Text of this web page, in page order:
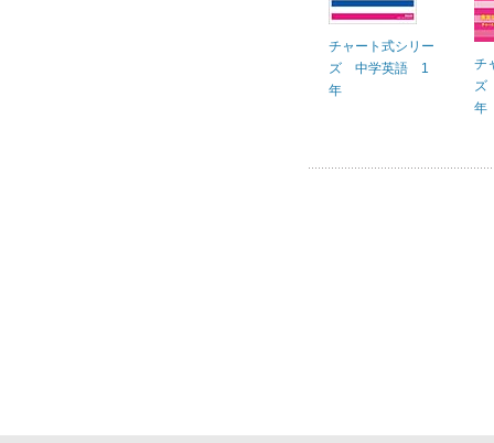
チャート式シリー
ズ 中学英語 1
年
チ
ズ
年